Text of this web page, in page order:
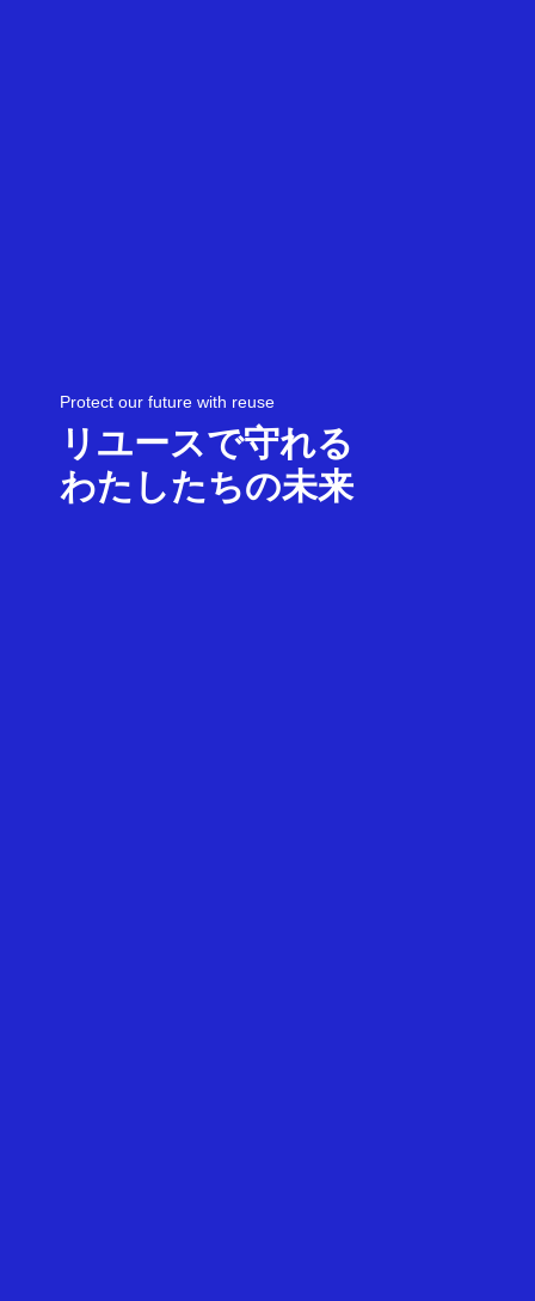
Protect our future with reuse
リユースで守れる
わたしたちの未来